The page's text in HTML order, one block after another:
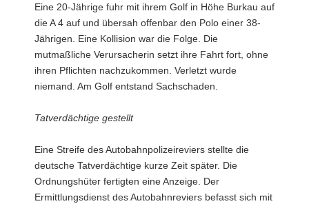
Eine 20-Jährige fuhr mit ihrem Golf in Höhe Burkau auf
die A 4 auf und übersah offenbar den Polo einer 38-
Jährigen. Eine Kollision war die Folge. Die
mutmaßliche Verursacherin setzt ihre Fahrt fort, ohne
ihren Pflichten nachzukommen. Verletzt wurde
niemand. Am Golf entstand Sachschaden.
Tatverdächtige gestellt
Eine Streife des Autobahnpolizeireviers stellte die
deutsche Tatverdächtige kurze Zeit später. Die
Ordnungshüter fertigten eine Anzeige. Der
Ermittlungsdienst des Autobahnreviers befasst sich mit